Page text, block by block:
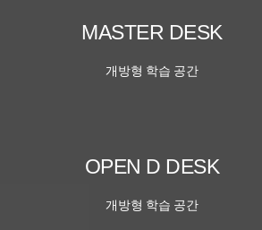
MASTER DESK
개방형 학습 공간
OPEN D DESK
개방형 학습 공간